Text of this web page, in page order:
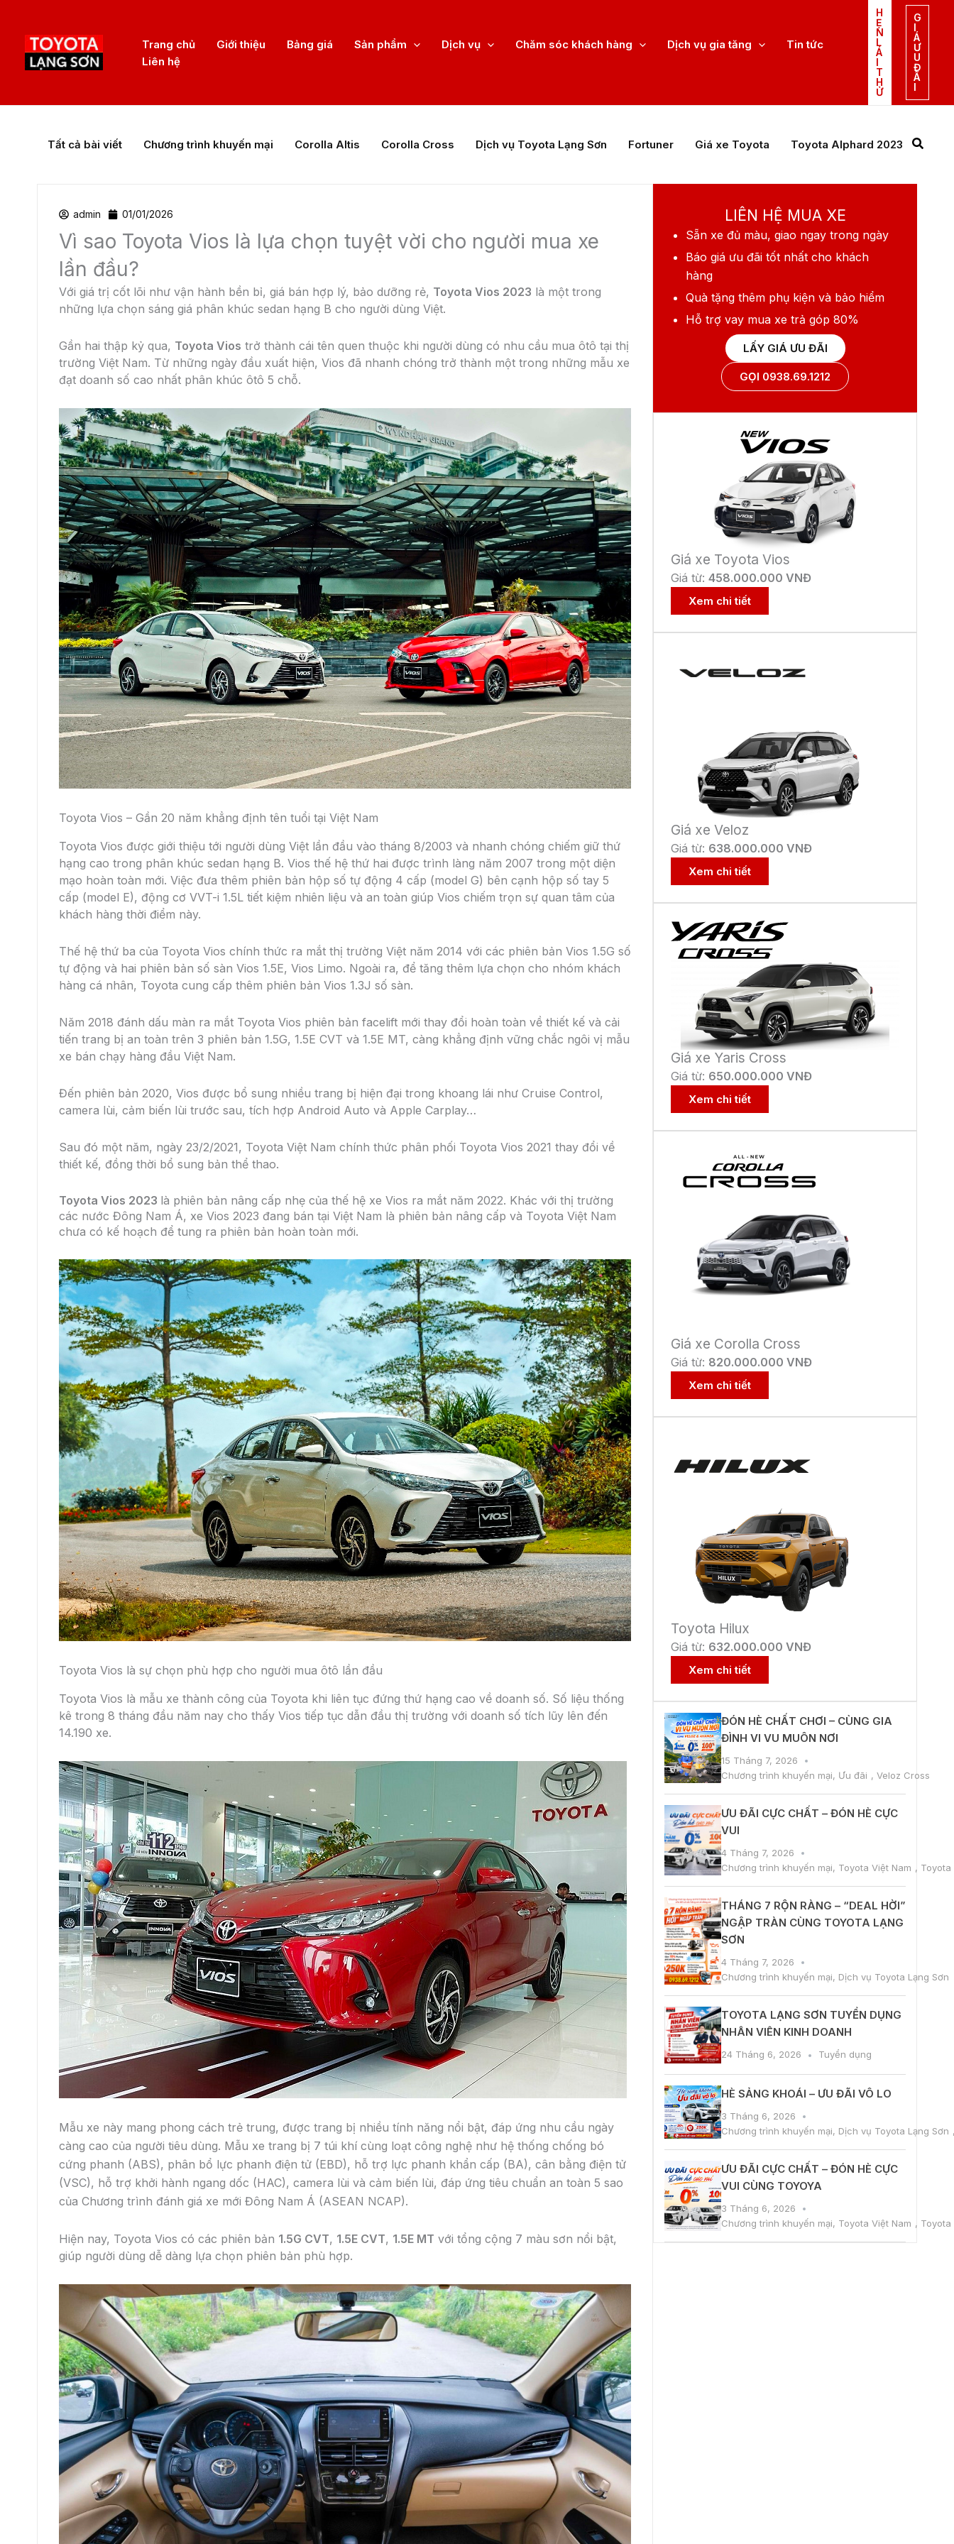
Trang chủ Giới thiệu Bảng giá Sản phẩm Dịch vụ Chăm sóc khách hàng Dịch vụ gia tăng
Tin tức
Liên hệ
H
Ẹ
N
L
Á
I
T
H
Ử
G
I
Á
Ư
U
Đ
Ã
I
Tất cả bài viết Chương trình khuyến mại Corolla Altis Corolla Cross Dịch vụ Toyota Lạng Sơn Fortuner Giá xe Toyota Toyota Alphard 2023
admin 01/01/2026
Vì sao Toyota Vios là lựa chọn tuyệt vời cho người mua xe
lần đầu?
Với giá trị cốt lõi như vận hành bền bỉ, giá bán hợp lý, bảo dưỡng rẻ, Toyota Vios 2023 là một trong
những lựa chọn sáng giá phân khúc sedan hạng B cho người dùng Việt.
Gần hai thập kỷ qua, Toyota Vios trở thành cái tên quen thuộc khi người dùng có nhu cầu mua ôtô tại thị
trường Việt Nam. Từ những ngày đầu xuất hiện, Vios đã nhanh chóng trở thành một trong những mẫu xe
đạt doanh số cao nhất phân khúc ôtô 5 chỗ.
Toyota Vios – Gần 20 năm khẳng định tên tuổi tại Việt Nam
Toyota Vios được giới thiệu tới người dùng Việt lần đầu vào tháng 8/2003 và nhanh chóng chiếm giữ thứ
hạng cao trong phân khúc sedan hạng B. Vios thế hệ thứ hai được trình làng năm 2007 trong một diện
mạo hoàn toàn mới. Việc đưa thêm phiên bản hộp số tự động 4 cấp (model G) bên cạnh hộp số tay 5
cấp (model E), động cơ VVT-i 1.5L tiết kiệm nhiên liệu và an toàn giúp Vios chiếm trọn sự quan tâm của
khách hàng thời điểm này.
Thế hệ thứ ba của Toyota Vios chính thức ra mắt thị trường Việt năm 2014 với các phiên bản Vios 1.5G số
tự động và hai phiên bản số sàn Vios 1.5E, Vios Limo. Ngoài ra, để tăng thêm lựa chọn cho nhóm khách
hàng cá nhân, Toyota cung cấp thêm phiên bản Vios 1.3J số sàn.
Năm 2018 đánh dấu màn ra mắt Toyota Vios phiên bản facelift mới thay đổi hoàn toàn về thiết kế và cải
tiến trang bị an toàn trên 3 phiên bản 1.5G, 1.5E CVT và 1.5E MT, càng khẳng định vững chắc ngôi vị mẫu
xe bán chạy hàng đầu Việt Nam.
Đến phiên bản 2020, Vios được bổ sung nhiều trang bị hiện đại trong khoang lái như Cruise Control,
camera lùi, cảm biến lùi trước sau, tích hợp Android Auto và Apple Carplay…
Sau đó một năm, ngày 23/2/2021, Toyota Việt Nam chính thức phân phối Toyota Vios 2021 thay đổi về
thiết kế, đồng thời bổ sung bản thể thao.
Toyota Vios 2023 là phiên bản nâng cấp nhẹ của thế hệ xe Vios ra mắt năm 2022. Khác với thị trường
các nước Đông Nam Á, xe Vios 2023 đang bán tại Việt Nam là phiên bản nâng cấp và Toyota Việt Nam
chưa có kế hoạch để tung ra phiên bản hoàn toàn mới.
Toyota Vios là sự chọn phù hợp cho người mua ôtô lần đầu
Toyota Vios là mẫu xe thành công của Toyota khi liên tục đứng thứ hạng cao về doanh số. Số liệu thống
kê trong 8 tháng đầu năm nay cho thấy Vios tiếp tục dẫn đầu thị trường với doanh số tích lũy lên đến
14.190 xe.
Mẫu xe này mang phong cách trẻ trung, được trang bị nhiều tính năng nổi bật, đáp ứng nhu cầu ngày
càng cao của người tiêu dùng. Mẫu xe trang bị 7 túi khí cùng loạt công nghệ như hệ thống chống bó
cứng phanh (ABS), phân bổ lực phanh điện tử (EBD), hỗ trợ lực phanh khẩn cấp (BA), cân bằng điện tử
(VSC), hỗ trợ khởi hành ngang dốc (HAC), camera lùi và cảm biến lùi, đáp ứng tiêu chuẩn an toàn 5 sao
của Chương trình đánh giá xe mới Đông Nam Á (ASEAN NCAP).
Hiện nay, Toyota Vios có các phiên bản 1.5G CVT, 1.5E CVT, 1.5E MT với tổng cộng 7 màu sơn nổi bật,
giúp người dùng dễ dàng lựa chọn phiên bản phù hợp.
LIÊN HỆ MUA XE
Sẵn xe đủ màu, giao ngay trong ngày
Báo giá ưu đãi tốt nhất cho khách
hàng
Quà tặng thêm phụ kiện và bảo hiểm
Hỗ trợ vay mua xe trả góp 80%
LẤY GIÁ ƯU ĐÃI
GỌI 0938.69.1212
Giá xe Toyota Vios
Giá từ: 458.000.000 VNĐ
Xem chi tiết
Giá xe Veloz
Giá từ: 638.000.000 VNĐ
Xem chi tiết
Giá xe Yaris Cross
Giá từ: 650.000.000 VNĐ
Xem chi tiết
Giá xe Corolla Cross
Giá từ: 820.000.000 VNĐ
Xem chi tiết
Toyota Hilux
Giá từ: 632.000.000 VNĐ
Xem chi tiết
ĐÓN HÈ CHẤT CHƠI – CÙNG GIA
ĐÌNH VI VU MUÔN NƠI
15 Tháng 7, 2026
Chương trình khuyến mại, Ưu đãi , Veloz Cross
ƯU ĐÃI CỰC CHẤT – ĐÓN HÈ CỰC
VUI
4 Tháng 7, 2026
Chương trình khuyến mại, Toyota Việt Nam , Toyota
THÁNG 7 RỘN RÀNG – “DEAL HỜI”
NGẬP TRÀN CÙNG TOYOTA LẠNG
SƠN
4 Tháng 7, 2026
Chương trình khuyến mại, Dịch vụ Toyota Lạng Sơn
TOYOTA LẠNG SƠN TUYỂN DỤNG
NHÂN VIÊN KINH DOANH
24 Tháng 6, 2026 Tuyển dụng
HÈ SẢNG KHOÁI – ƯU ĐÃI VÔ LO
3 Tháng 6, 2026
Chương trình khuyến mại, Dịch vụ Toyota Lạng Sơn
ƯU ĐÃI CỰC CHẤT – ĐÓN HÈ CỰC
VUI CÙNG TOYOYA
3 Tháng 6, 2026
Chương trình khuyến mại, Toyota Việt Nam , Toyota